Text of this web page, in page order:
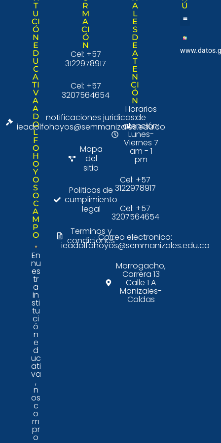
T
U
CI
Ó
N
E
D
U
C
A
TI
V
A
A
D
O
L
F
O
H
O
Y
O
S
O
C
A
M
P
O
En
nu
es
tr
a
in
sti
tu
ci
ó
n
e
d
uc
ati
va
,
n
os
c
o
m
pr
o
R
M
A
CI
Ó
N
Cel: +57
3122978917
Cel: +57
3207564654
notificaciones juridicas:
ieadolfohoyos@semmanizales.edu.co
Mapa
del
sitio
Politicas de
cumplimiento
legal
Terminos y
condiciones
A
L
E
S
D
E
A
T
E
N
CI
Ó
N
Horarios
de
atención:
Lunes-
Viernes 7
am - 1
pm
Cel: +57
3122978917
Cel: +57
3207564654
Correo electronico:
ieadolfohoyos@semmanizales.edu.co
Morrogacho,
Carrera 13
Calle 1 A
Manizales-
Caldas
Ú